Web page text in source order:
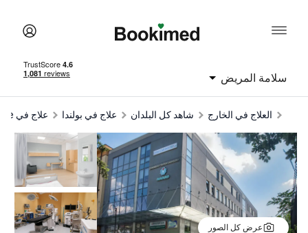
سلامة المريض
العلاج في الخارج شاهد كل البلدان علاج في بولندا علاج في Kielce
عرض كل الصور